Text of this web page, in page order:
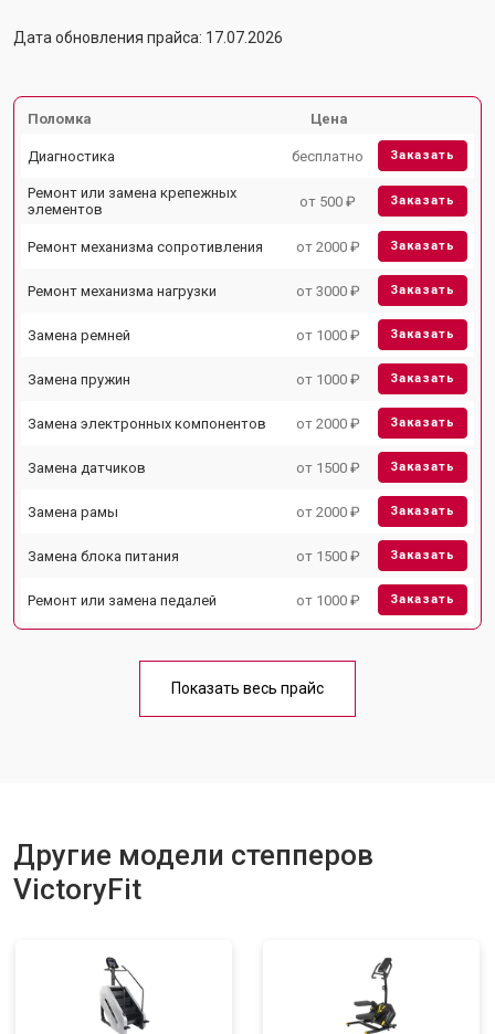
Дата обновления прайса: 17.07.2026
Поломка Цена
Диагностика бесплатно Заказать
Ремонт или замена крепежных
элементов
от 500 ₽ Заказать
Ремонт механизма сопротивления от 2000 ₽ Заказать
Ремонт механизма нагрузки от 3000 ₽ Заказать
Замена ремней от 1000 ₽ Заказать
Замена пружин от 1000 ₽ Заказать
Замена электронных компонентов от 2000 ₽ Заказать
Замена датчиков от 1500 ₽ Заказать
Замена рамы от 2000 ₽ Заказать
Замена блока питания от 1500 ₽ Заказать
Ремонт или замена педалей от 1000 ₽ Заказать
Показать весь прайс
Другие модели степперов
VictoryFit